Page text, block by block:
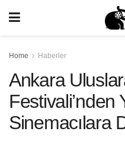
Home Haberler
Ankara
Festivali’nden
Sinemacılara